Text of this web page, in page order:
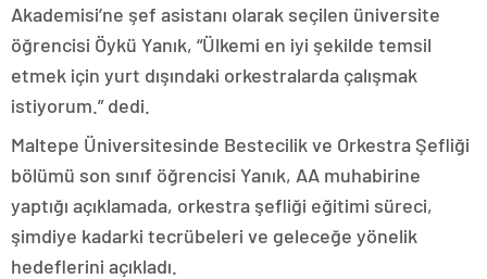
Akademisi’ne şef asistanı olarak seçilen üniversite
öğrencisi Öykü Yanık, “Ülkemi en iyi şekilde temsil
etmek için yurt dışındaki orkestralarda çalışmak
istiyorum.” dedi.
Maltepe Üniversitesinde Bestecilik ve Orkestra Şefliği
bölümü son sınıf öğrencisi Yanık, AA muhabirine
yaptığı açıklamada, orkestra şefliği eğitimi süreci,
şimdiye kadarki tecrübeleri ve geleceğe yönelik
hedeflerini açıkladı.